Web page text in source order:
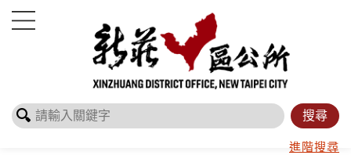
進入內容區塊
進階搜尋